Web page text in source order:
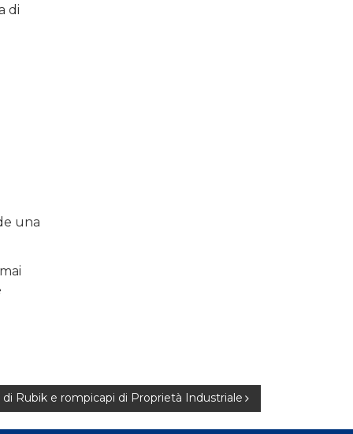
di
una
di Rubik e rompicapi di Proprietà Industriale